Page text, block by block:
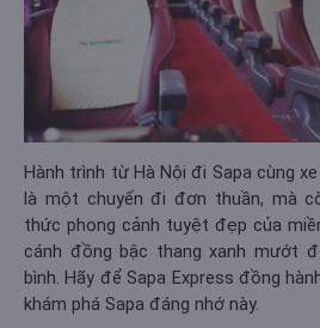
Hành trình từ Hà Nội đi Sapa cùng
là một chuyến đi đơn thuần, mà
thức phong cảnh tuyệt đẹp của
cánh đồng bậc thang xanh mướt
bình. Hãy để Sapa Express đồng
khám phá Sapa đáng nhớ này.